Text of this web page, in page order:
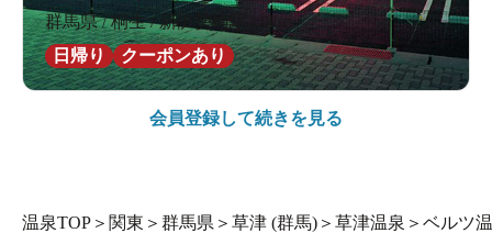
群馬県 / 桐生 / 新伊勢崎駅2.8km
日帰り
クーポンあり
会員登録して続きを見る
温泉TOP ＞ 関東 ＞ 群馬県 ＞ 草津 (群馬) ＞ 草津温泉 ＞ ベルツ